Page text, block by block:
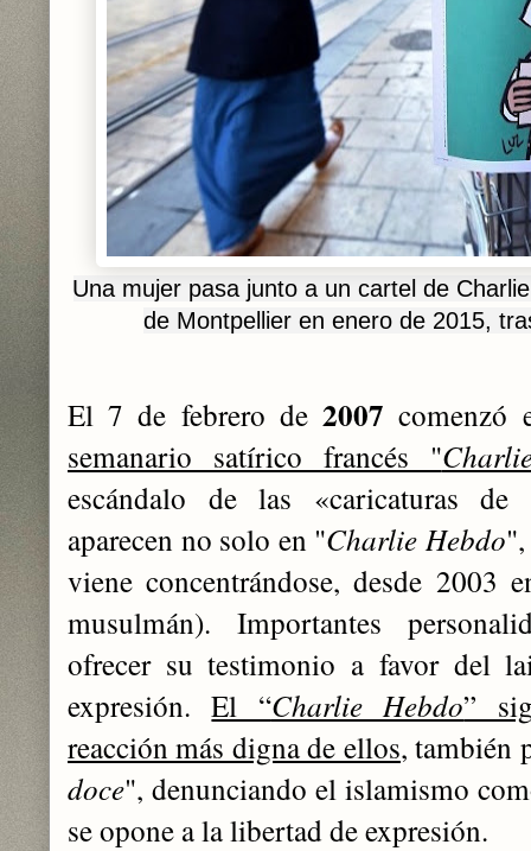
Una mujer pasa junto a un cartel de
de Montpellier en enero de 2015,
El 7 de febrero de 2007
semanario satírico francés "
escándalo de las «caricaturas de
aparecen no solo en "Charlie Hebdo
viene concentrándose, desde 2003
musulmán). Importantes
ofrecer su testimonio a favor del
expresión.El “Charlie Hebdo”
reacción más digna de ellos, también
doce", denunciando el islamismo
se opone a la libertad de expresión.